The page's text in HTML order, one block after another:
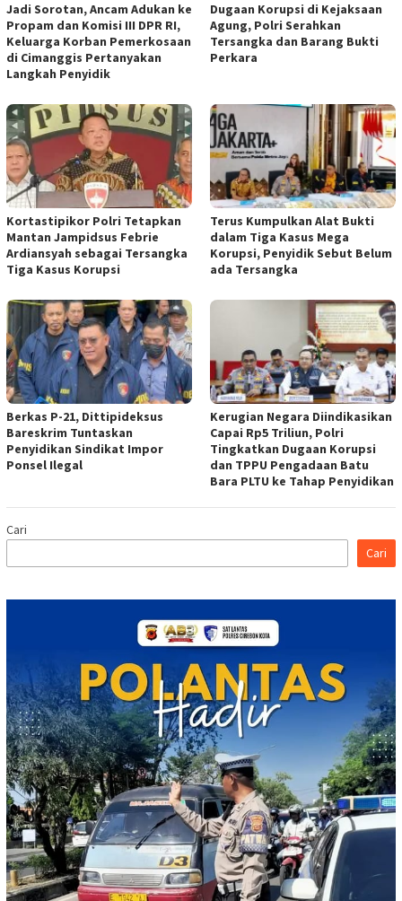
Jadi Sorotan, Ancam Adukan ke
Propam dan Komisi III DPR RI,
Keluarga Korban Pemerkosaan
di Cimanggis Pertanyakan
Langkah Penyidik
Dugaan Korupsi di Kejaksaan
Agung, Polri Serahkan
Tersangka dan Barang Bukti
Perkara
Kortastipikor Polri Tetapkan
Mantan Jampidsus Febrie
Ardiansyah sebagai Tersangka
Tiga Kasus Korupsi
Terus Kumpulkan Alat Bukti
dalam Tiga Kasus Mega
Korupsi, Penyidik Sebut Belum
ada Tersangka
Berkas P-21, Dittipideksus
Bareskrim Tuntaskan
Penyidikan Sindikat Impor
Ponsel Ilegal
Kerugian Negara Diindikasikan
Capai Rp5 Triliun, Polri
Tingkatkan Dugaan Korupsi
dan TPPU Pengadaan Batu
Bara PLTU ke Tahap Penyidikan
Cari
Cari